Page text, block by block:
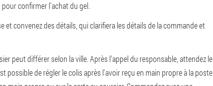
confirmer l'achat du gel.
convenez des détails, qui clarifiera les détails de la commande et
peut différer selon la ville. Après l'appel du responsable, attendez le
possible de régler le colis après l'avoir reçu en main propre à la poste